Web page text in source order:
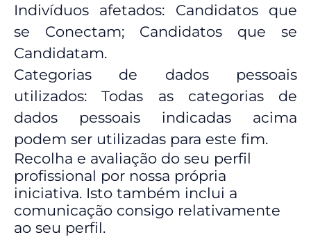
Indivíduos afetados: Candidatos que
se Conectam; Candidatos que se
Candidatam.
Categorias de dados pessoais
utilizados: Todas as categorias de
dados pessoais indicadas acima
podem ser utilizadas para este fim.
Recolha e avaliação do seu perfil
profissional por nossa própria
iniciativa. Isto também inclui a
comunicação consigo relativamente
ao seu perfil.